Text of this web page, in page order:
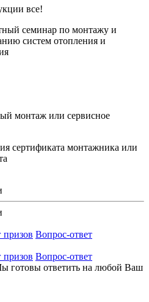
все!
семинар по монтажу и
систем отопления и
монтаж или сервисное
сертификата монтажника или
призов Вопрос-ответ
призов Вопрос-ответ
готовы ответить на любой Ваш